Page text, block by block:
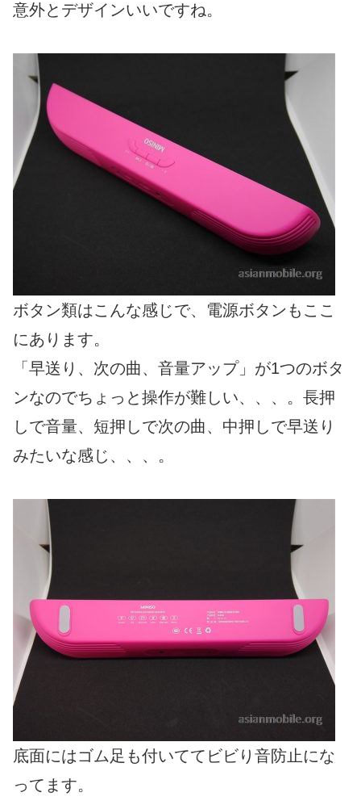
意外とデザインいいですね。
ボタン類はこんな感じで、電源ボタンもここ
にあります。
「早送り、次の曲、音量アップ」が1つのボタ
ンなのでちょっと操作が難しい、、、。長押
しで音量、短押しで次の曲、中押しで早送り
みたいな感じ、、、。
底面にはゴム足も付いててビビり音防止にな
ってます。